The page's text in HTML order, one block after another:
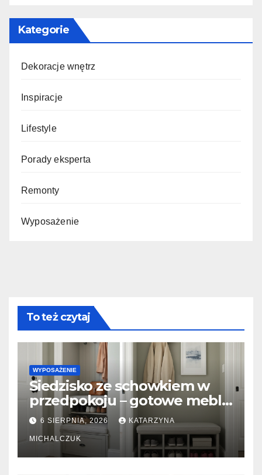
Kategorie
Dekoracje wnętrz
Inspiracje
Lifestyle
Porady eksperta
Remonty
Wyposażenie
To też czytaj
WYPOSAŻENIE
Siedzisko ze schowkiem w
przedpokoju – gotowe meble
vs. zabudowa stolarska na
wymiar
6 SIERPNIA, 2026 KATARZYNA
MICHALCZUK